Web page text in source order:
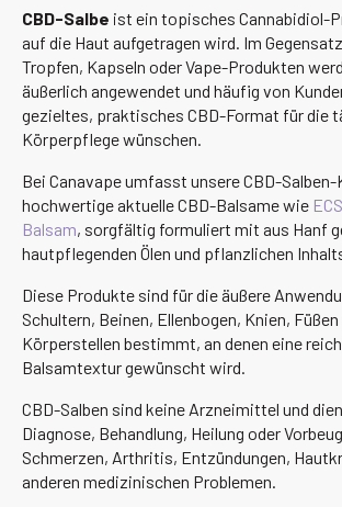
CBD-Salbe ist ein topisches Cannabidiol-
auf die Haut aufgetragen wird. Im
Tropfen, Kapseln oder Vape-Produkten
äußerlich angewendet und häufig von
gezieltes, praktisches CBD-Format für die
Körperpflege wünschen.
Bei Canavape umfasst unsere CBD-
hochwertige aktuelle CBD-Balsame wie
Balsam, sorgfältig formuliert mit aus Hanf
hautpflegenden Ölen und pflanzlichen
Diese Produkte sind für die äußere
Schultern, Beinen, Ellenbogen, Knien, Füßen
Körperstellen bestimmt, an denen eine
Balsamtextur gewünscht wird.
CBD-Salben sind keine Arzneimittel und
Diagnose, Behandlung, Heilung oder
Schmerzen, Arthritis, Entzündungen,
anderen medizinischen Problemen.